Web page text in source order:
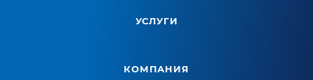
УСЛУГИ
КОМПАНИЯ